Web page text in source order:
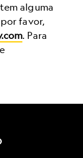
alguma
favor,
. Para